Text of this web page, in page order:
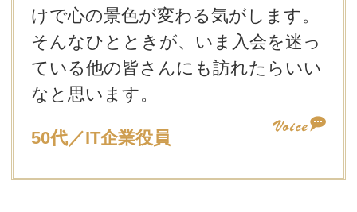
けで心の景色が変わる気がします。
そんなひとときが、いま入会を迷っ
ている他の皆さんにも訪れたらいい
なと思います。
50代／IT企業役員